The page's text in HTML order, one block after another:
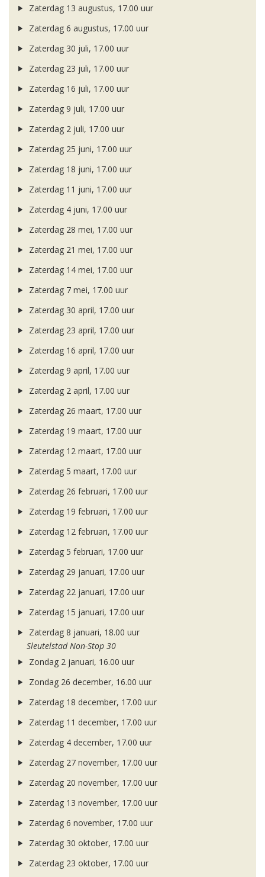
Zaterdag 13 augustus, 17.00 uur
Zaterdag 6 augustus, 17.00 uur
Zaterdag 30 juli, 17.00 uur
Zaterdag 23 juli, 17.00 uur
Zaterdag 16 juli, 17.00 uur
Zaterdag 9 juli, 17.00 uur
Zaterdag 2 juli, 17.00 uur
Zaterdag 25 juni, 17.00 uur
Zaterdag 18 juni, 17.00 uur
Zaterdag 11 juni, 17.00 uur
Zaterdag 4 juni, 17.00 uur
Zaterdag 28 mei, 17.00 uur
Zaterdag 21 mei, 17.00 uur
Zaterdag 14 mei, 17.00 uur
Zaterdag 7 mei, 17.00 uur
Zaterdag 30 april, 17.00 uur
Zaterdag 23 april, 17.00 uur
Zaterdag 16 april, 17.00 uur
Zaterdag 9 april, 17.00 uur
Zaterdag 2 april, 17.00 uur
Zaterdag 26 maart, 17.00 uur
Zaterdag 19 maart, 17.00 uur
Zaterdag 12 maart, 17.00 uur
Zaterdag 5 maart, 17.00 uur
Zaterdag 26 februari, 17.00 uur
Zaterdag 19 februari, 17.00 uur
Zaterdag 12 februari, 17.00 uur
Zaterdag 5 februari, 17.00 uur
Zaterdag 29 januari, 17.00 uur
Zaterdag 22 januari, 17.00 uur
Zaterdag 15 januari, 17.00 uur
Zaterdag 8 januari, 18.00 uur
Sleutelstad Non-Stop 30
Zondag 2 januari, 16.00 uur
Zondag 26 december, 16.00 uur
Zaterdag 18 december, 17.00 uur
Zaterdag 11 december, 17.00 uur
Zaterdag 4 december, 17.00 uur
Zaterdag 27 november, 17.00 uur
Zaterdag 20 november, 17.00 uur
Zaterdag 13 november, 17.00 uur
Zaterdag 6 november, 17.00 uur
Zaterdag 30 oktober, 17.00 uur
Zaterdag 23 oktober, 17.00 uur